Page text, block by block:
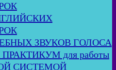
ЗВУКОВ ГОЛОСА
для работы
СИСТЕМОЙ